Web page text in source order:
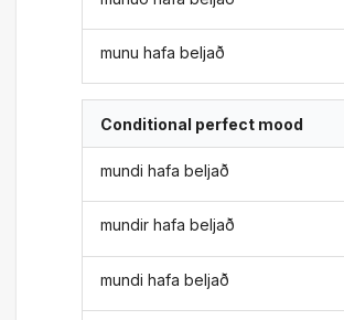
munu hafa beljað
Conditional perfect mood
mundi hafa beljað
mundir hafa beljað
mundi hafa beljað